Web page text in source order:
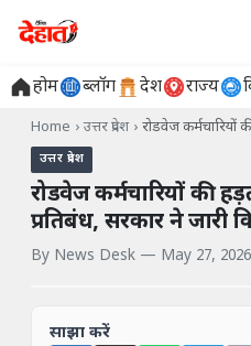
होम ब्लॉग देश राज्य
Home › उत्तर प्रदेश › रोडवेज कर्मचारियों
उत्तर प्रदेश
रोडवेज कर्मचारियों की
प्रतिबंध, सरकार ने जारी
By News Desk — May 27, 2026
साझा करें